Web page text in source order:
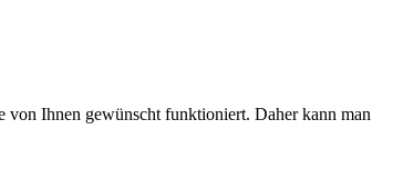
von Ihnen gewünscht funktioniert. Daher kann man